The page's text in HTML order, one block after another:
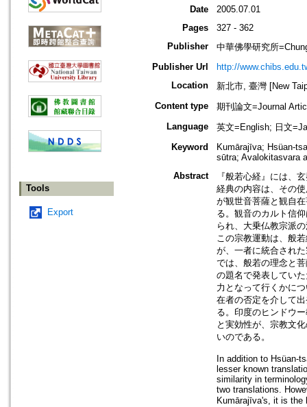
Tools
Export
Date
2005.07.01
Pages
327 - 362
Publisher
中華佛學研究所
Publisher Url
http://
Location
新北市, 臺灣 [New
Content type
期刊論文=Journal
Language
英文=English; 日文
Keyword
Kumārajīva; Hsüan-
sūtra; Avalokitasvara
Abstract
『般若心経』には、
経典の内容は、その
が観世音菩薩と観自
る。観音のカルト信
られ、大乗仏教宗派
この宗教運動は、般
が、一者に統合され
では、般若の理念と
の題名で発表してい
力となって行くかに
在者の否定を介して
る。印度のヒンドウ
と実効性が、宗教文
いのである。
In addition to Hsüan-
lesser known
similarity in
two translations.
Kumārajīva's, it is the